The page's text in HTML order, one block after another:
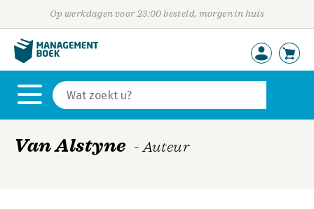
Op werkdagen voor 23:00 besteld, morgen in huis
Van Alstyne - Auteur